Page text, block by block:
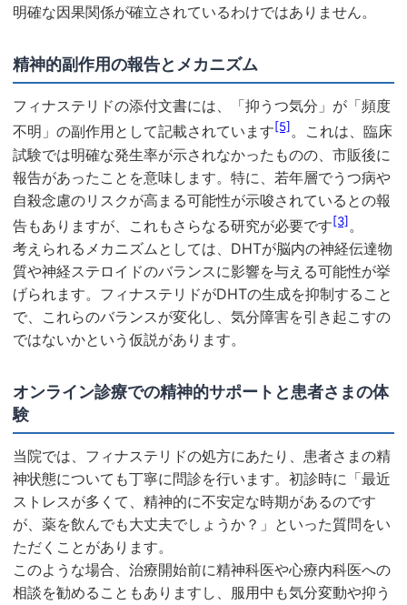
明確な因果関係が確立されているわけではありません。
精神的副作用の報告とメカニズム
フィナステリドの添付文書には、「抑うつ気分」が「頻度
不明」の副作用として記載されています[5] 。これは、臨床
試験では明確な発生率が示されなかったものの、市販後に
報告があったことを意味します。特に、若年層でうつ病や
自殺念慮のリスクが高まる可能性が示唆されているとの報
告もありますが、これもさらなる研究が必要です[3] 。
考えられるメカニズムとしては、DHTが脳内の神経伝達物
質や神経ステロイドのバランスに影響を与える可能性が挙
げられます。フィナステリドがDHTの生成を抑制すること
で、これらのバランスが変化し、気分障害を引き起こすの
ではないかという仮説があります。
オンライン診療での精神的サポートと患者さまの体
験
当院では、フィナステリドの処方にあたり、患者さまの精
神状態についても丁寧に問診を行います。初診時に「最近
ストレスが多くて、精神的に不安定な時期があるのです
が、薬を飲んでも大丈夫でしょうか？」といった質問をい
ただくことがあります。
このような場合、治療開始前に精神科医や心療内科医への
相談を勧めることもありますし、服用中も気分変動や抑う